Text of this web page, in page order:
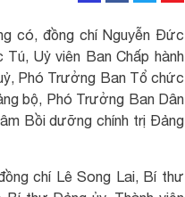
có, đồng chí Nguyễn Đức
Uỷ viên Ban Chấp hành
Phó Trưởng Ban Tổ chức
bộ, Phó Trưởng Ban Dân
Bồi dưỡng chính trị Đảng
chí Lê Song Lai, Bí thư